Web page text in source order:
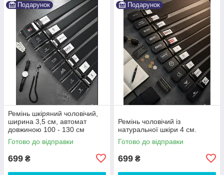
Подарунок
Ремінь шкіряний чоловічий,
ширина 3,5 см, автомат
довжиною 100 - 130 см
Готово до відправки
699 ₴
Подарунок
Ремінь чоловічий із
натуральної шкіри 4 см.
Готово до відправки
699 ₴